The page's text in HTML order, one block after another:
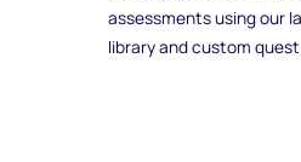
assessments using our
library and custom